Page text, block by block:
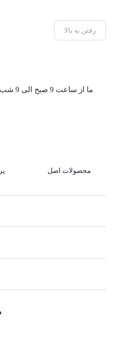
رفتن به بالا
ما
محصولات اصل